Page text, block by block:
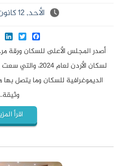
الأحد, 12 كانون الثاني 2025
أصدر المجلس الأعلى للسكان ورقة
لسكان الأردن لعام
الديموغرافية للسكان وما يتصل
اقرأ